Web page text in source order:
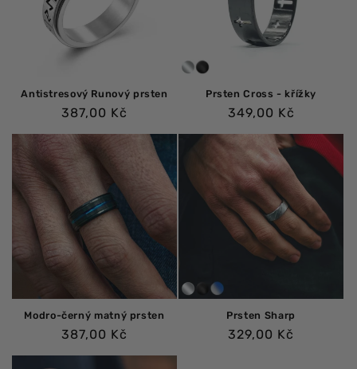
Antistresový Runový prsten
Běžná
387,00 Kč
Prsten Cross - křížky
Běžná
349,00 Kč
Modro-černý matný prsten
Běžná
387,00 Kč
Prsten Sharp
Běžná
329,00 Kč